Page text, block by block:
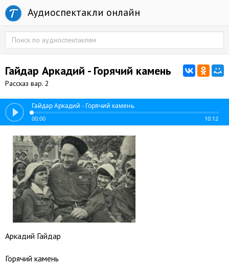
Аудиоспектакли онлайн
Гайдар Аркадий - Горячий камень
Рассказ вар. 2
Гайдар Аркадий - Горячий камень
00:00 10:12
Аркадий Гайдар
Горячий камень